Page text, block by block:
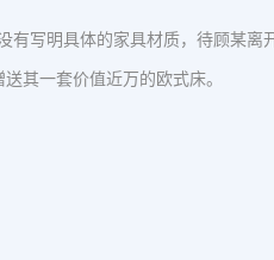
有写明具体的家具材质，待顾某离
送其一套价值近万的欧式床。